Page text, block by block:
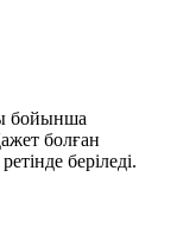
бойынша
болған
беріледі.